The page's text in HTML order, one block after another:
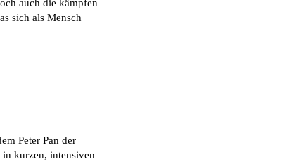
auch die kämpfen
sich als Mensch
Peter Pan der
in kurzen, intensiven